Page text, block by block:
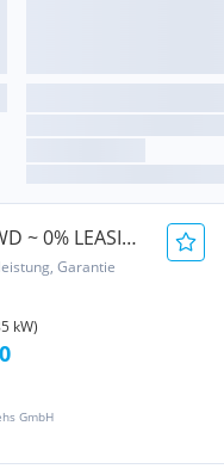
~ 0% LEASING
Garantie
kW)
GmbH